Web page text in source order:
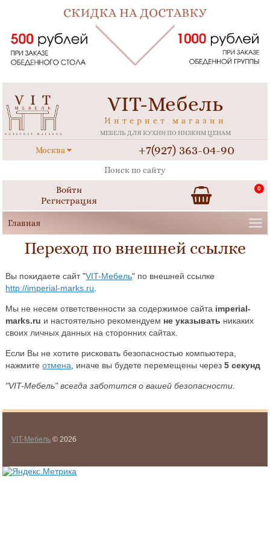
VIT-Мебель
Интернет магазин
МЕБЕЛЬ ДЛЯ КУХНИ ПО НИЗКИМ ЦЕНАМ
Москва +7(927) 363-04-90
Войти
Регистрация
0
Переход по внешней ссылке
Вы покидаете сайт "VIT-Мебель" по внешней ссылке
http://imperial-marks.ru
Мы не несем ответственности за содержимое сайта imperial-
marks.ru и настоятельно рекомендуем не указывать никаких
своих личных данных на сторонних сайтах.
Если Вы не хотите рисковать безопасностью компьютера,
нажмитеотмена , иначе вы будете перемещены через5 секунд
"VIT-Мебель" всегда заботится о вашей безопасности.
VIT-Мебель © 2026